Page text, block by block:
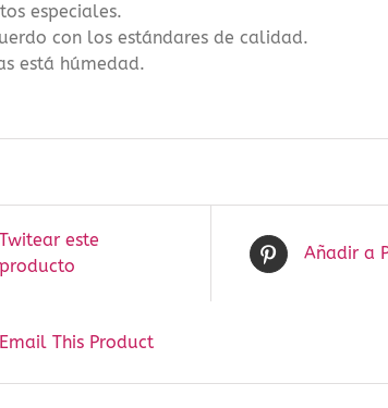
especiales.
con los estándares de calidad.
está húmedad.
Twitear este
producto
Añadir a
Email This Product